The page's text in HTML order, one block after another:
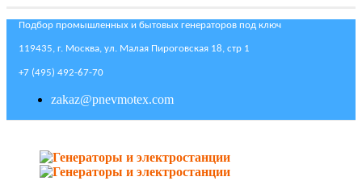
Подбор промышленных и бытовых генераторов под ключ
119435, г. Москва, ул. Малая Пироговская 18, стр 1
+7 (495) 492-67-70
zakaz@pnevmotex.com